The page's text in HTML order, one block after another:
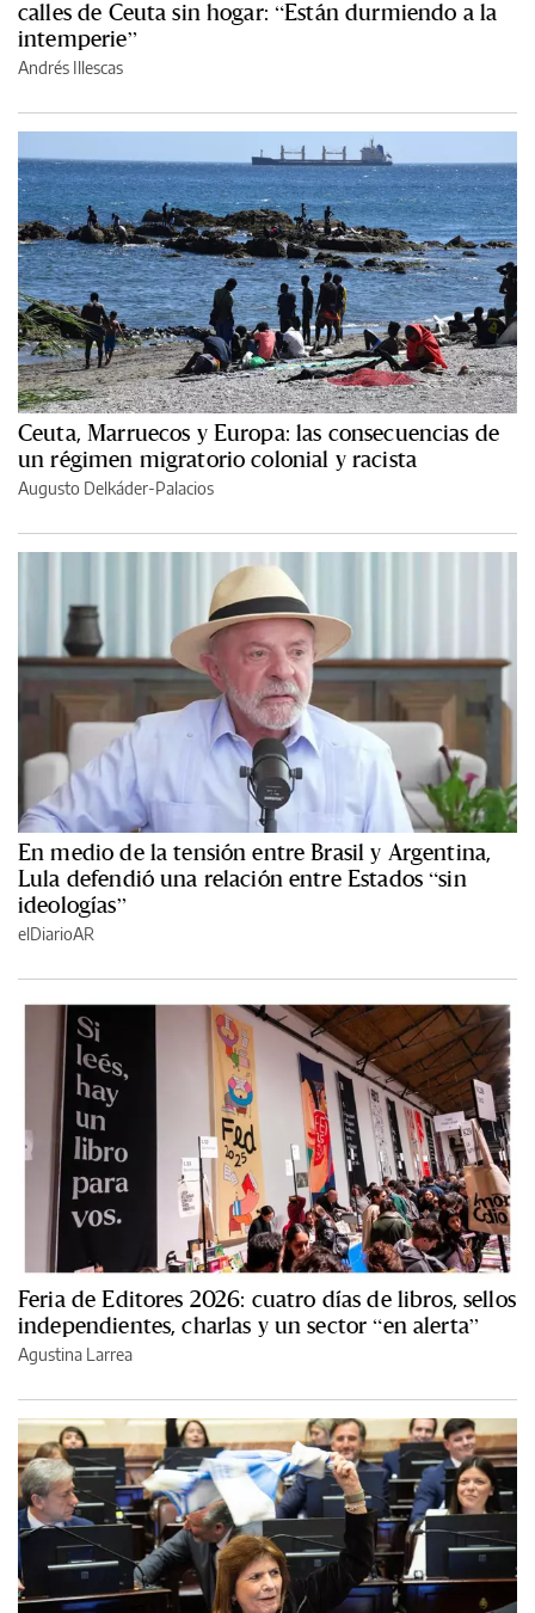
calles de Ceuta sin hogar: “Están durmiendo a la
intemperie”
Andrés Illescas
Ceuta, Marruecos y Europa: las consecuencias de
un régimen migratorio colonial y racista
Augusto Delkáder-Palacios
En medio de la tensión entre Brasil y Argentina,
Lula defendió una relación entre Estados “sin
ideologías”
elDiarioAR
Feria de Editores 2026: cuatro días de libros, sellos
independientes, charlas y un sector “en alerta”
Agustina Larrea